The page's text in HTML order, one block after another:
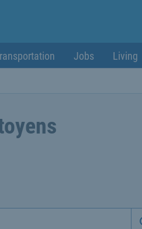
Jobs Living